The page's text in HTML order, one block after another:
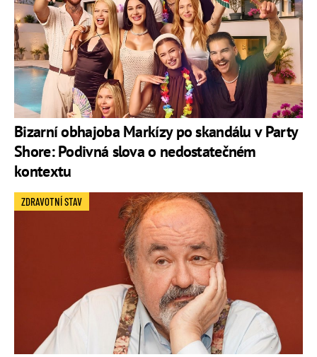
Bizarní obhajoba Markízy po skandálu v Party
Shore: Podivná slova o nedostatečném
kontextu
ZDRAVOTNÍ STAV